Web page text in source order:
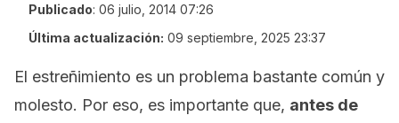
Publicado: 06 julio, 2014 07:26
Última actualización: 09 septiembre, 2025 23:37
El estreñimiento es un problema bastante común y
molesto. Por eso, es importante que, antes de